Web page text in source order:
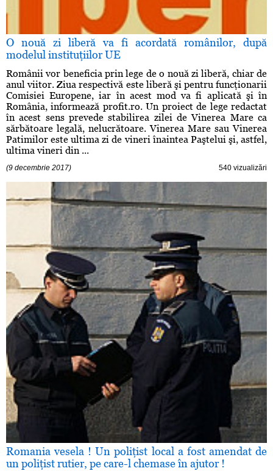
O nouă zi liberă va fi acordată românilor, după
modelul instituţiilor UE
Românii vor beneficia prin lege de o nouă zi liberă, chiar de
anul viitor. Ziua respectivă este liberă şi pentru funcţionarii
Comisiei Europene, iar în acest mod va fi aplicată şi în
România, informează profit.ro. Un proiect de lege redactat
în acest sens prevede stabilirea zilei de Vinerea Mare ca
sărbătoare legală, nelucrătoare. Vinerea Mare sau Vinerea
Patimilor este ultima zi de vineri înaintea Paştelui şi, astfel,
ultima vineri din ...
(9 decembrie 2017) 540 vizualizări
Romania vesela ! Un poliţist local a fost amendat de
un poliţist rutier, pe care-l chemase în ajutor !